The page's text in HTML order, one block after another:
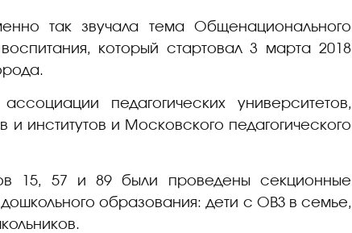
так звучала тема Общенационального
который стартовал 3 марта 2018
педагогических университетов,
институтов и Московского педагогического
15, 57 и 89 были проведены секционные
образования: дети с ОВЗ в семье,